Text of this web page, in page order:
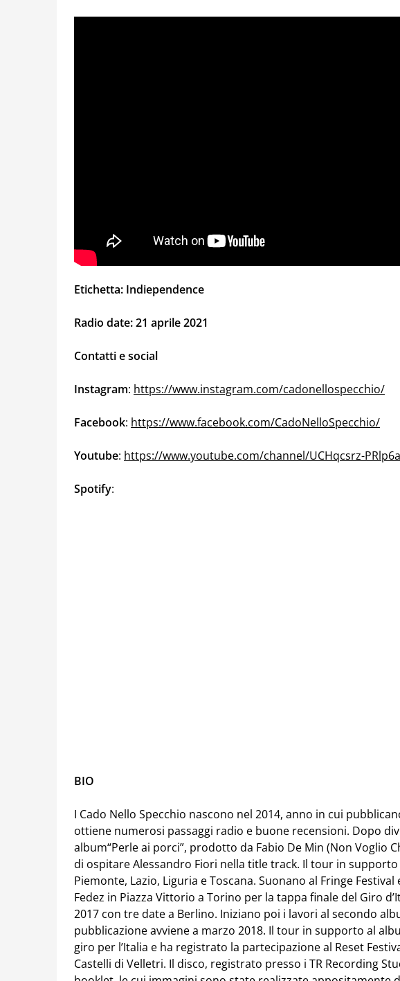
Etichetta: Indiependence
Radio date: 21 aprile 2021
Contatti e social
Instagram: https://www.instagram.com/cadonellospecchio/
Facebook: https://www.facebook.com/CadoNelloSpecchio/
Youtube: https://www.youtube.com/channel/UCHqcsrz-
Spotify:
BIO
I Cado Nello Specchio nascono nel 2014, anno in cui
ottiene numerosi passaggi radio e buone recensioni. Dopo
album“Perle ai porci”, prodotto da Fabio De Min (Non Voglio
di ospitare Alessandro Fiori nella title track. Il tour in
Piemonte, Lazio, Liguria e Toscana. Suonano al Fringe
Fedez in Piazza Vittorio a Torino per la tappa finale del Giro
2017 con tre date a Berlino. Iniziano poi i lavori al secondo
pubblicazione avviene a marzo 2018. Il tour in supporto al
giro per l’Italia e ha registrato la partecipazione al Reset
Castelli di Velletri. Il disco, registrato presso i TR Recording